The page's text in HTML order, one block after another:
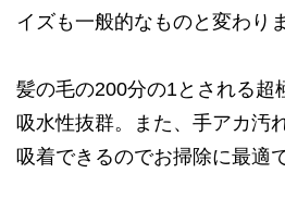
イズも一般的なものと変わり
髪の毛の200分の1とされる超
吸水性抜群。また、手アカ汚
吸着できるのでお掃除に最適